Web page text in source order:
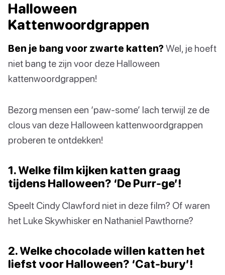
Halloween
Kattenwoordgrappen
Ben je bang voor zwarte katten?Wel, je hoeft
niet bang te zijn voor deze Halloween
kattenwoordgrappen!
Bezorg mensen een ‘paw-some’ lach terwijl ze de
clous van deze Halloween kattenwoordgrappen
proberen te ontdekken!
1. Welke film kijken katten graag
tijdens Halloween? ‘De Purr-ge’!
Speelt Cindy Clawford niet in deze film? Of waren
het Luke Skywhisker en Nathaniel Pawthorne?
2. Welke chocolade willen katten het
liefst voor Halloween? ‘Cat-bury’!